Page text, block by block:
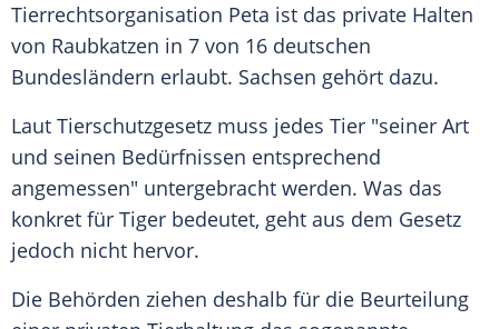
Tierrechtsorganisation Peta ist das private Halten
von Raubkatzen in 7 von 16 deutschen
Bundesländern erlaubt. Sachsen gehört dazu.
Laut Tierschutzgesetz muss jedes Tier "seiner Art
und seinen Bedürfnissen entsprechend
angemessen" untergebracht werden. Was das
konkret für Tiger bedeutet, geht aus dem Gesetz
jedoch nicht hervor.
Die Behörden ziehen deshalb für die Beurteilung